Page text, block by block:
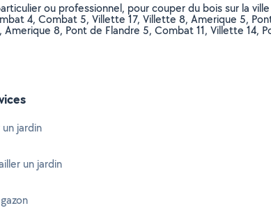
ou professionnel, pour couper du bois sur la ville
4, Combat 5, Villette 17, Villette 8, Amerique 5,
8, Pont de Flandre 5, Combat 11, Villette 14,
jardin
un jardin